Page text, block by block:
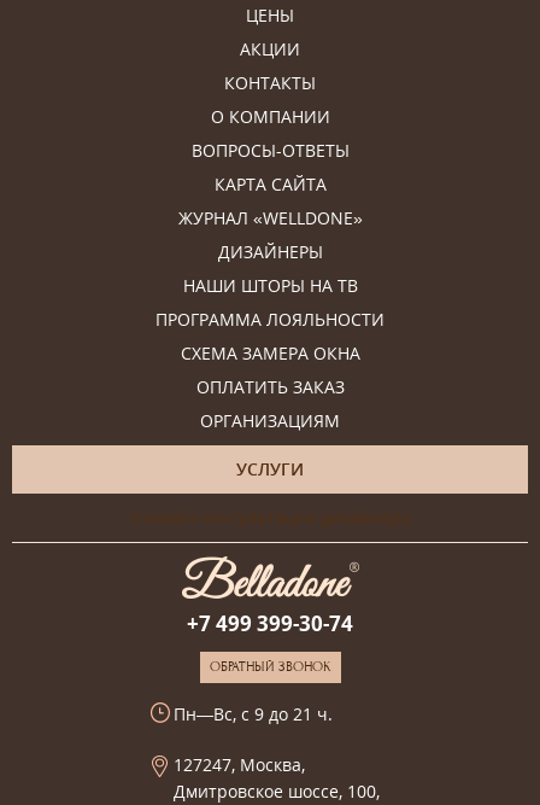
ЦЕНЫ
АКЦИИ
КОНТАКТЫ
О КОМПАНИИ
ВОПРОСЫ-ОТВЕТЫ
КАРТА САЙТА
ЖУРНАЛ «WELLDONE»
ДИЗАЙНЕРЫ
НАШИ ШТОРЫ НА ТВ
ПРОГРАММА ЛОЯЛЬНОСТИ
СХЕМА ЗАМЕРА ОКНА
ОПЛАТИТЬ ЗАКАЗ
ОРГАНИЗАЦИЯМ
УСЛУГИ
Онлайн-консультация дизайнера
+7 499 399-30-74
ОБРАТНЫЙ ЗВОНОК
Пн—Вс, с 9 до 21 ч.
127247, Москва,
Дмитровское шоссе, 100,